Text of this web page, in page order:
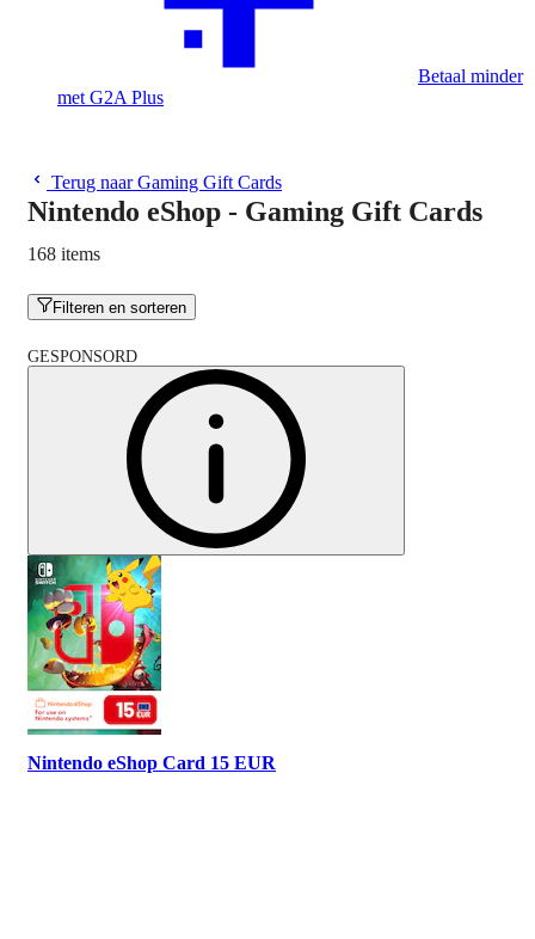
Betaal minder
met G2A Plus
Terug naar Gaming Gift Cards
Nintendo eShop - Gaming Gift Cards
168 items
Filteren en sorteren
GESPONSORD
Nintendo eShop Card 15 EUR